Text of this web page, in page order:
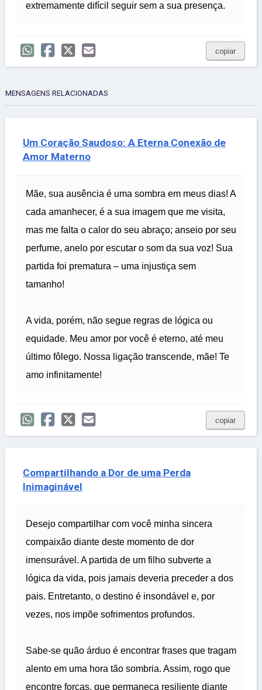
extremamente difícil seguir sem a sua presença.
copiar
MENSAGENS RELACIONADAS
Um Coração Saudoso: A Eterna Conexão de
Amor Materno
Mãe, sua ausência é uma sombra em meus dias! A
cada amanhecer, é a sua imagem que me visita,
mas me falta o calor do seu abraço; anseio por seu
perfume, anelo por escutar o som da sua voz! Sua
partida foi prematura – uma injustiça sem
tamanho!
A vida, porém, não segue regras de lógica ou
equidade. Meu amor por você é eterno, até meu
último fôlego. Nossa ligação transcende, mãe! Te
amo infinitamente!
copiar
Compartilhando a Dor de uma Perda
Inimaginável
Desejo compartilhar com você minha sincera
compaixão diante deste momento de dor
imensurável. A partida de um filho subverte a
lógica da vida, pois jamais deveria preceder a dos
pais. Entretanto, o destino é insondável e, por
vezes, nos impõe sofrimentos profundos.
Sabe-se quão árduo é encontrar frases que tragam
alento em uma hora tão sombria. Assim, rogo que
encontre forças, que permaneça resiliente diante